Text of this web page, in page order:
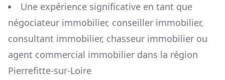
Une expérience significative en tant que
négociateur immobilier, conseiller immobilier,
consultant immobilier, chasseur immobilier ou
agent commercial immobilier dans la région
Pierrefitte-sur-Loire